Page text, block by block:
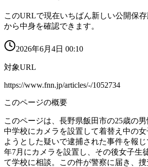
このURLで現在いちばん新しい公開保
から中身を確認できます。
2026年6月4日 00:10
対象URL
https://www.fnn.jp/articles/-/1052734
このページの概要
このページは、長野県飯田市の25歳の
中学校にカメラを設置して着替え中の
ようとした疑いで逮捕された事件を報
年7月にカメラを設置し、その後女子生
て学校に相談。この件が警察に届き、